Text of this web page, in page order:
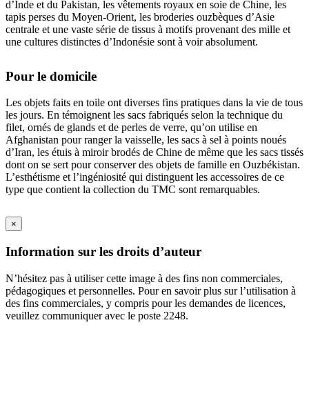
d’Inde et du Pakistan, les vêtements royaux en soie de Chine, les
tapis perses du Moyen-Orient, les broderies ouzbèques d’Asie
centrale et une vaste série de tissus à motifs provenant des mille et
une cultures distinctes d’Indonésie sont à voir absolument.
Pour le domicile
Les objets faits en toile ont diverses fins pratiques dans la vie de tous
les jours. En témoignent les sacs fabriqués selon la technique du
filet, ornés de glands et de perles de verre, qu’on utilise en
Afghanistan pour ranger la vaisselle, les sacs à sel à points noués
d’Iran, les étuis à miroir brodés de Chine de même que les sacs tissés
dont on se sert pour conserver des objets de famille en Ouzbékistan.
L’esthétisme et l’ingéniosité qui distinguent les accessoires de ce
type que contient la collection du TMC sont remarquables.
×
Information sur les droits d’auteur
N’hésitez pas à utiliser cette image à des fins non commerciales,
pédagogiques et personnelles. Pour en savoir plus sur l’utilisation à
des fins commerciales, y compris pour les demandes de licences,
veuillez communiquer avec le poste 2248.